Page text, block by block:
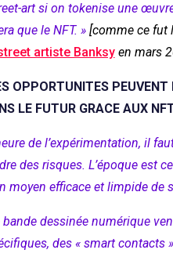
art si on tokenise une
que le NFT. » [comme ce fut
artiste Banksyen mars
OPPORTUNITES PEUVENT
LE FUTUR GRACE AUX
de l’expérimentation, il
des risques. L’époque est
moyen efficace et limpide de
dessinée numérique
des « smart contacts